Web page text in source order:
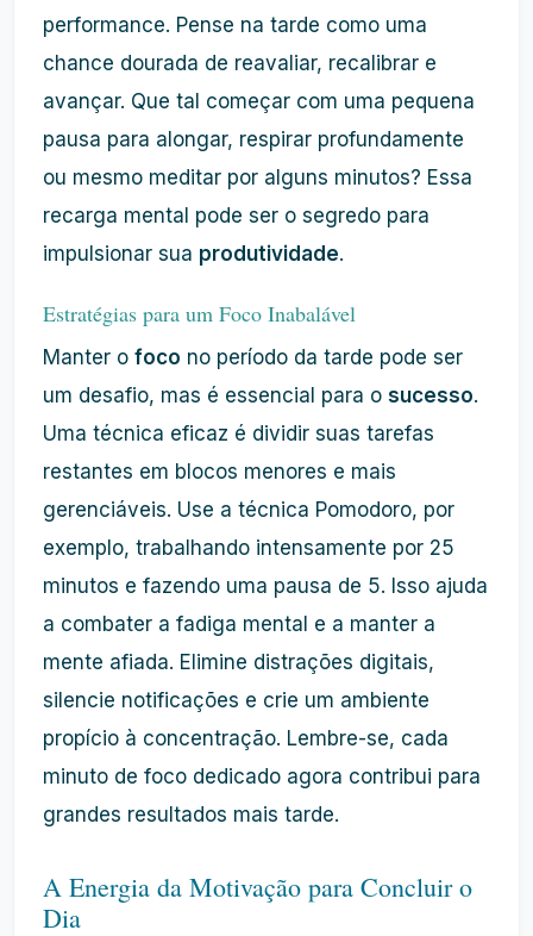
performance. Pense na tarde como uma
chance dourada de reavaliar, recalibrar e
avançar. Que tal começar com uma pequena
pausa para alongar, respirar profundamente
ou mesmo meditar por alguns minutos? Essa
recarga mental pode ser o segredo para
impulsionar sua produtividade.
Estratégias para um Foco Inabalável
Manter o foco no período da tarde pode ser
um desafio, mas é essencial para o sucesso.
Uma técnica eficaz é dividir suas tarefas
restantes em blocos menores e mais
gerenciáveis. Use a técnica Pomodoro, por
exemplo, trabalhando intensamente por 25
minutos e fazendo uma pausa de 5. Isso ajuda
a combater a fadiga mental e a manter a
mente afiada. Elimine distrações digitais,
silencie notificações e crie um ambiente
propício à concentração. Lembre-se, cada
minuto de foco dedicado agora contribui para
grandes resultados mais tarde.
A Energia da Motivação para Concluir o
Dia